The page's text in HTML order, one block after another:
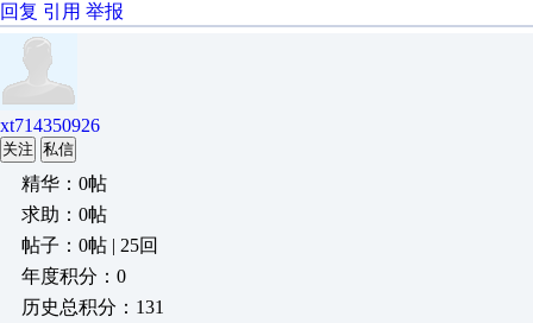
回复 引用 举报
xt714350926
关注 私信
精华：0帖
求助：0帖
帖子：0帖 | 25回
年度积分：0
历史总积分：131